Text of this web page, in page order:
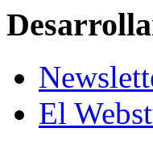
El